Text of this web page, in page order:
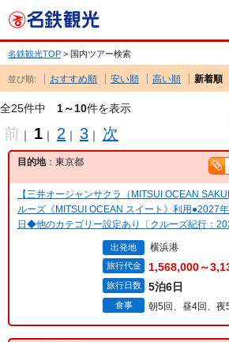
名鉄観光TOP > 国内ツアー検索
並び順: おすすめ順 安い順 高い順 新着順
全25件中 1～10件を表示
前 ｜ 1 ｜ 2 ｜ 3 ｜ 次
目的地：東京都
【三井オーシャンサクラ（MITSUI OCEAN
ルーズ《MITSUI OCEAN スイート》利用●2027
日◆他のカテゴリー設定あり〔クルーズ紀行：
出発地 横浜港
旅行代金 1,568,000～
旅行日数 5泊6日
食事 朝5回、昼4回、夜